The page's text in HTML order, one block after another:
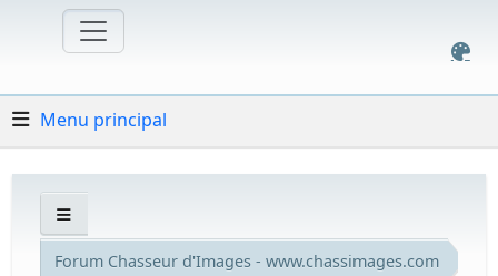
Menu principal
Forum Chasseur d'Images - www.chassimages.com